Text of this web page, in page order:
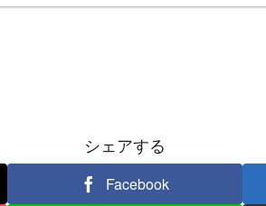
シェアする
Facebook